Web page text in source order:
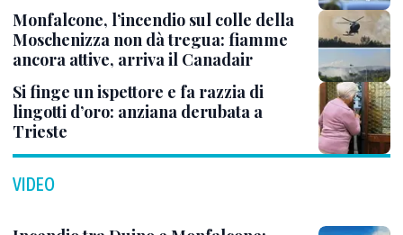
Monfalcone, l’incendio sul colle della
Moschenizza non dà tregua: fiamme
ancora attive, arriva il Canadair
Si finge un ispettore e fa razzia di
lingotti d’oro: anziana derubata a
Trieste
VIDEO